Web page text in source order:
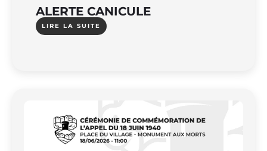
ALERTE CANICULE
LIRE LA SUITE